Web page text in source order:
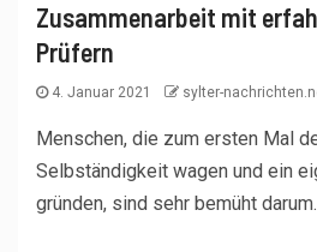
Zusammenarbeit mit
Prüfern
4. Januar 2021 sylter-
Menschen, die zum ersten Mal
Selbständigkeit wagen und ein
gründen, sind sehr bemüht